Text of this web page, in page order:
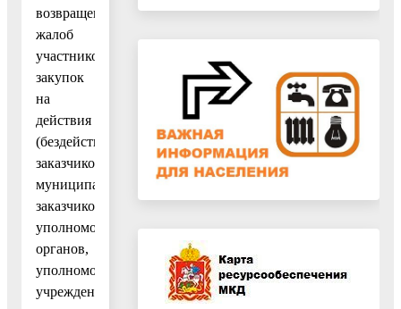
возвращении
жалоб
участников
закупок
на
действия
(бездействие)
заказчиков,
муниципальных
заказчиков,
уполномоченных
органов,
уполномоченных
учреждений,